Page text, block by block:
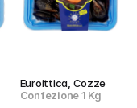
Euroittica, Cozze
Confezione 1 Kg